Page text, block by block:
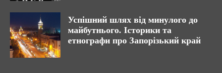
Успішний шлях від минулого до
майбутнього. Історики та
етнографи про Запорізький край